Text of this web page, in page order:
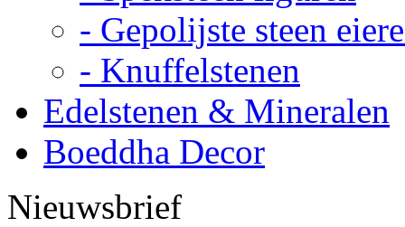
- Gepolijste steen
- Knuffelstenen
Edelstenen & Mineralen
Boeddha Decor
Nieuwsbrief